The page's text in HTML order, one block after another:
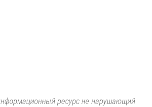
ресурс не нарушающий